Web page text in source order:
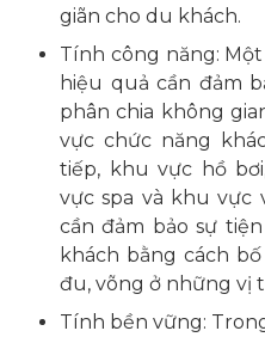
giãn cho du khách.
Tính công năng:
hiệu quả cần đảm
phân chia không
vực chức năng
tiếp, khu vực hồ
vực spa và khu vực
cần đảm bảo sự
khách bằng cách
đu, võng ở những vị
Tính bền vững: